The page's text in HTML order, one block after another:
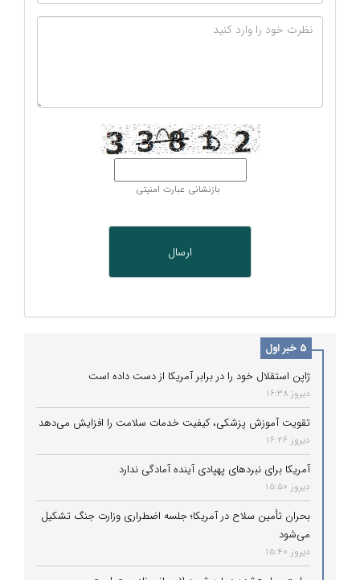
بازنشانی عبارت امنیتی
5 خبر اول
ژاپن استقلال خود را در برابر آمریکا از دست داده است
دیروز 16:38
تقویت آموزش پزشکی، کیفیت خدمات سلامت را افزایش می‌دهد
دیروز 16:26
آمریکا برای نبردهای پهپادی آینده آمادگی ندارد
دیروز 15:50
بحران تأمین سلاح در آمریکا؛ جلسه اضطراری وزارت جنگ تشکیل
می‌شود
دیروز 15:40